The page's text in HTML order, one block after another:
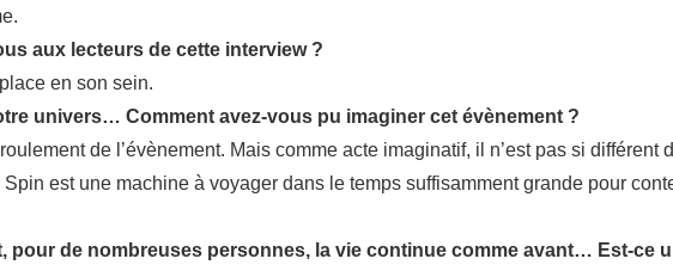
aux lecteurs de cette interview ?
en son sein.
univers… Comment avez-vous pu imaginer cet évènement ?
de l’évènement. Mais comme acte imaginatif, il n’est pas si différent
est une machine à voyager dans le temps suffisamment grande pour
pour de nombreuses personnes, la vie continue comme avant… Est-ce